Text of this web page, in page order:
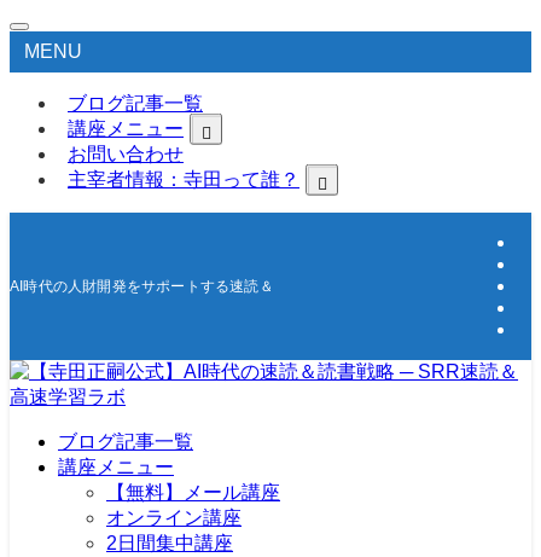
MENU
ブログ記事一覧
講座メニュー
お問い合わせ
主宰者情報：寺田って誰？
AI時代の人財開発をサポートする速読＆高速学習の研究所
ブログ記事一覧
講座メニュー
【無料】メール講座
オンライン講座
2日間集中講座